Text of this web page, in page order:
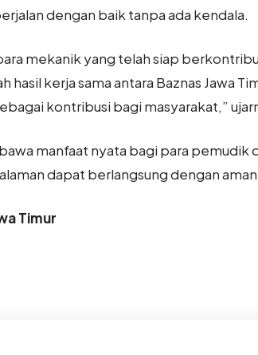
dengan baik tanpa ada kendala.
mekanik yang telah siap
kerja sama antara Baznas Jawa
kontribusi bagi masyarakat,”
manfaat nyata bagi para
dapat berlangsung dengan
Timur